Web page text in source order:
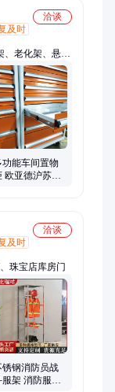
洽谈
及时
、老化架、悬臂
储物柜、铁屑
、隔离网、刀具
台
功能车间置物
欧亚德沪苏州
洽谈
及时
珠宝店库房门
锈钢消防员战
服架 消防服衣